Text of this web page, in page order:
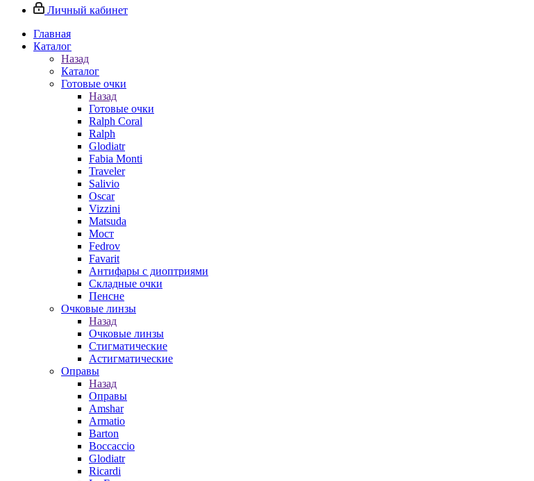
Личный кабинет
Главная
Каталог
Назад
Каталог
Готовые очки
Назад
Готовые очки
Ralph Coral
Ralph
Glodiatr
Fabia Monti
Traveler
Salivio
Oscar
Vizzini
Matsuda
Мост
Fedrov
Favarit
Антифары с диоптриями
Складные очки
Пенсне
Очковые линзы
Назад
Очковые линзы
Стигматические
Астигматические
Оправы
Назад
Оправы
Amshar
Armatio
Barton
Boccaccio
Glodiatr
Ricardi